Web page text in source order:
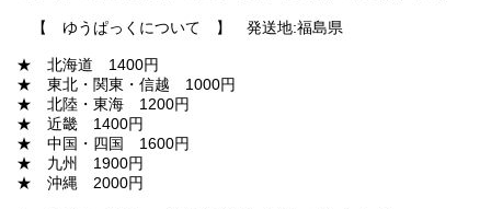
【 ゆうぱっくについて 】 発送地:福島県
★ 北海道 1400円
★ 東北・関東・信越 1000円
★ 北陸・東海 1200円
★ 近畿 1400円
★ 中国・四国 1600円
★ 九州 1900円
★ 沖縄 2000円